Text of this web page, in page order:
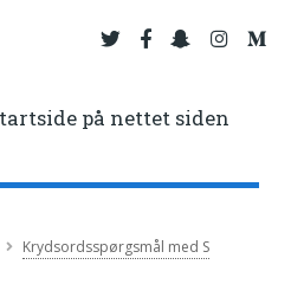
på nettet siden
Krydsordsspørgsmål med S